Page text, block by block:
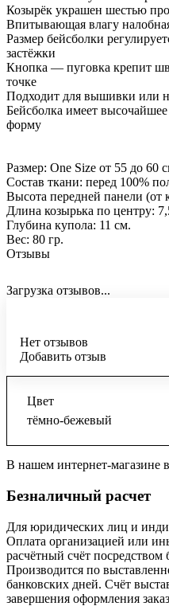
Козырёк украшен шестью
Впитывающая влагу
Размер бейсболки
застёжки
Кнопка — пуговка крепит
точке
Подходит для вышивки или
Бейсболка имеет
форму
Размер: One Size от 55 до 60
Состав ткани: перед 100%
Высота передней панели (от
Длина козырька по центру:
Глубина купола: 11 см.
Вес: 80 гр.
Отзывы
Загрузка отзывов...
Нет отзывов
Добавить отзыв
Цвет
тёмно-бежевый
В нашем интернет-магазине
Безналичный расчет
Для юридических лиц и
Оплата организацией или
расчётный счёт посредством
Производится по
банковских дней. Счёт
завершения оформления